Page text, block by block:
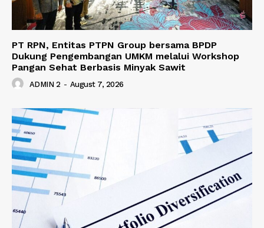
PT RPN, Entitas PTPN Group bersama BPDP
Dukung Pengembangan UMKM melalui Workshop
Pangan Sehat Berbasis Minyak Sawit
ADMIN 2 - August 7, 2026